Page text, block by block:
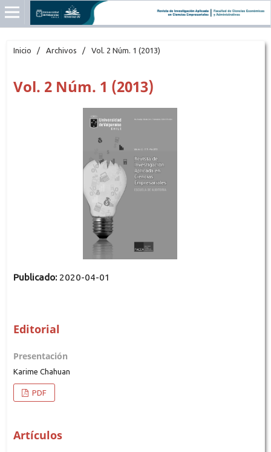
Inicio / Archivos / Vol. 2 Núm. 1 (2013)
Vol. 2 Núm. 1 (2013)
Publicado: 2020-04-01
Editorial
Presentación
Karime Chahuan
PDF
Artículos